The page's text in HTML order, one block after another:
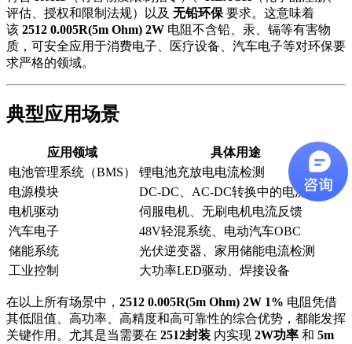
评估、授权和限制法规）以及 无铅环保 要求。这意味着
该 2512 0.005R(5m Ohm) 2W 电阻不含铅、汞、镉等有害物
质，可安全应用于消费电子、医疗设备、汽车电子等对环保要
求严格的领域。
典型应用场景
应用领域
具体用途
电池管理系统（BMS）
锂电池充放电电流检测
电源模块
DC-DC、AC-DC转换中的电流采样
电机驱动
伺服电机、无刷电机电流反馈
汽车电子
48V轻混系统、电动汽车OBC
储能系统
光伏逆变器、家用储能电流检测
工业控制
大功率LED驱动、焊接设备
在以上所有场景中， 2512 0.005R(5m Ohm) 2W 1% 电阻凭借
其低阻值、高功率、高精度和高可靠性的综合优势，都能发挥
关键作用。尤其是当需要在 2512封装 内实现 2W功率 和 5m